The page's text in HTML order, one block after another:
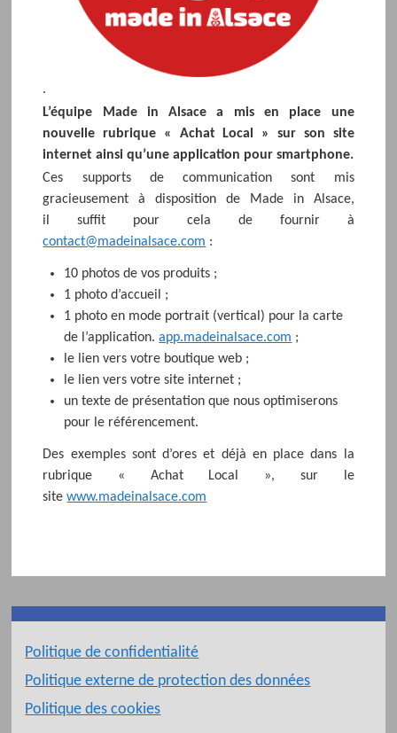
.
L’équipe Made in Alsace a mis en place une
nouvelle rubrique « Achat Local » sur son site
internet ainsi qu’une application pour smartphone.
Ces supports de communication sont mis
gracieusement à disposition de Made in Alsace,
il suffit pour cela de fournir à
contact@madeinalsace.com :
10 photos de vos produits ;
1 photo d’accueil ;
1 photo en mode portrait (vertical) pour la carte
de l’application.app.madeinalsace.com ;
le lien vers votre boutique web ;
le lien vers votre site internet ;
un texte de présentation que nous optimiserons
pour le référencement.
Des exemples sont d’ores et déjà en place dans la
rubrique « Achat Local », sur le
sitewww.madeinalsace.com
Politique de confidentialité
Politique externe de protection des données
Politique des cookies